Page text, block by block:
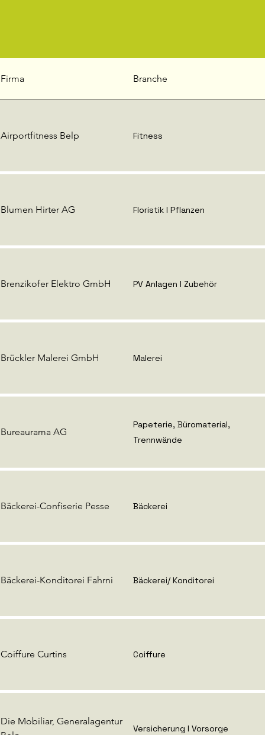
Firma Branche
Airportfitness Belp Fitness
Blumen Hirter AG Floristik I Pflanzen
Brenzikofer Elektro GmbH PV Anlagen I Zubehör
Brückler Malerei GmbH Malerei
Bureaurama AG
Papeterie, Büromaterial,
Trennwände
Bäckerei-Confiserie Pesse Bäckerei
Bäckerei-Konditorei Fahrni Bäckerei/ Konditorei
Coiffure Curtins Coiffure
Die Mobiliar, Generalagentur
Versicherung I Vorsorge